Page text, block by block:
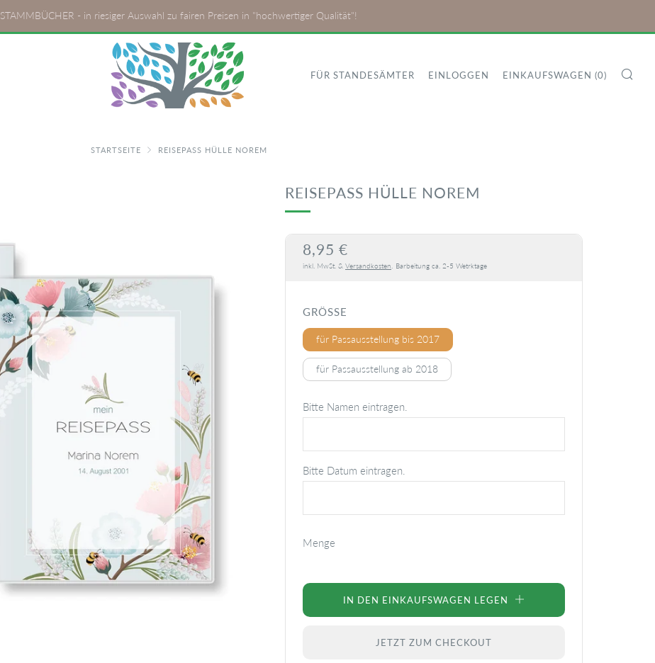
STAMMBÜCHER - in riesiger Auswahl zu fairen Preisen in "hochwertiger Qualität"!
FÜR STANDESÄMTER EINLOGGEN EINKAUFSWAGEN (0)
STARTSEITE REISEPASS HÜLLE NOREM
REISEPASS HÜLLE NOREM
NORMALER
PREIS
8,95 €
inkl. MwSt. & Versandkosten Barbeitung ca. 2-5 Wetrktage
GRÖSSE
für Passausstellung bis 2017
für Passausstellung ab 2018
Bitte Namen eintragen.
Bitte Datum eintragen.
Menge
IN DEN EINKAUFSWAGEN LEGEN
JETZT ZUM CHECKOUT